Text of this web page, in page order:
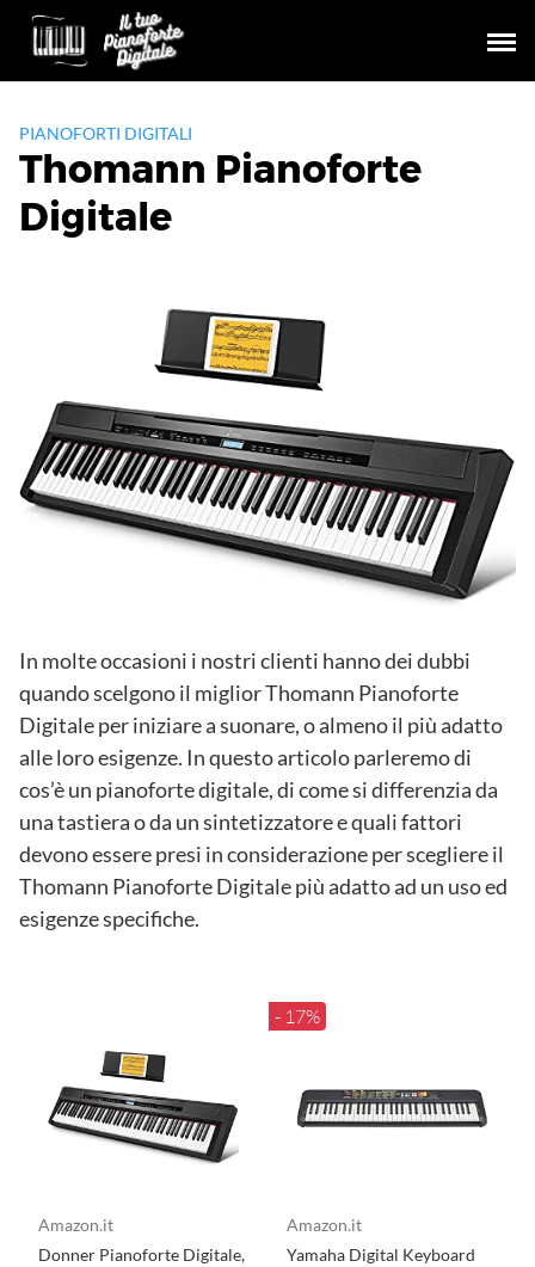
Skip
content
PIANOFORTI DIGITALI
Thomann Pianoforte
Digitale
In molte occasioni i nostri clienti hanno dei dubbi
quando scelgono il miglior Thomann Pianoforte
Digitale per iniziare a suonare, o almeno il più adatto
alle loro esigenze. In questo articolo parleremo di
cos’è un pianoforte digitale, di come si differenzia da
una tastiera o da un sintetizzatore e quali fattori
devono essere presi in considerazione per scegliere il
Thomann Pianoforte Digitale più adatto ad un uso ed
esigenze specifiche.
Amazon.it
Donner Pianoforte Digitale,
- 17%
Amazon.it
Yamaha Digital Keyboard